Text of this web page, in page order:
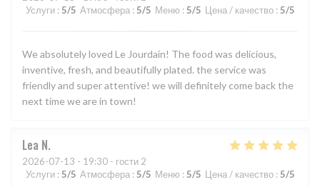
Услуги : 5/5 Атмосфера : 5/5 Меню : 5/5 Цена / качество : 5/5
We absolutely loved Le Jourdain! The food was delicious,
inventive, fresh, and beautifully plated. the service was
friendly and super attentive! we will definitely come back the
next time we are in town!
Lea N
2026-07-13 - 19:30 - гости 2
Услуги : 5/5 Атмосфера : 5/5 Меню : 5/5 Цена / качество : 5/5